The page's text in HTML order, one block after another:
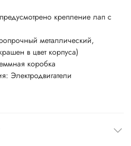
крепление лап с
металлический,
в цвет корпуса)
коробка
Электродвигатели